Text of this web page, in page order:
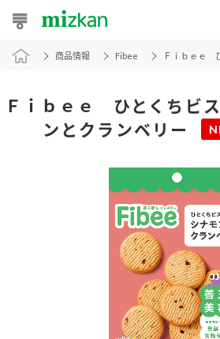
おうちレシピ
おすすめレシピ
レシピ特集
商品からレシピを探す
商品情報 Fibee Ｆｉｂｅｅ
Ｆｉｂｅｅ ひとくちビ
ンとクランベリー